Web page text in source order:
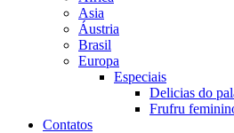
Asia
Áustria
Brasil
Europa
Especiais
Delicias do
Frufru
Contatos